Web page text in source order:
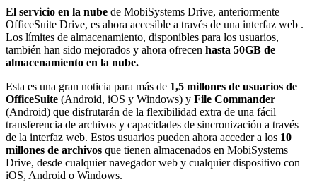
El servicio en la nube de MobiSystems Drive, anteriormente
OfficeSuite Drive, es ahora accesible a través de una interfaz web .
Los límites de almacenamiento, disponibles para los usuarios,
también han sido mejorados y ahora ofrecen hasta 50GB de
almacenamiento en la nube.
Esta es una gran noticia para más de 1,5 millones de usuarios de
OfficeSuite (Android, iOS y Windows) y File Commander
(Android) que disfrutarán de la flexibilidad extra de una fácil
transferencia de archivos y capacidades de sincronización a través
de la interfaz web. Estos usuarios pueden ahora acceder a los 10
millones de archivos que tienen almacenados en MobiSystems
Drive, desde cualquier navegador web y cualquier dispositivo con
iOS, Android o Windows.